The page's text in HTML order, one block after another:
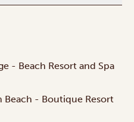
- Beach Resort and Spa
Beach - Boutique Resort